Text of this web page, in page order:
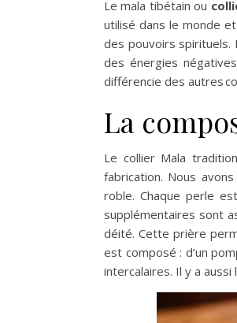
Le mala tibétain ou
utilisé dans le monde
des pouvoirs spirituels.
des énergies
différencie des autres
La
Le collier Mala
fabrication. Nous
roble. Chaque perle
supplémentaires sont
déité. Cette prière
est composé : d’un
intercalaires. Il y a